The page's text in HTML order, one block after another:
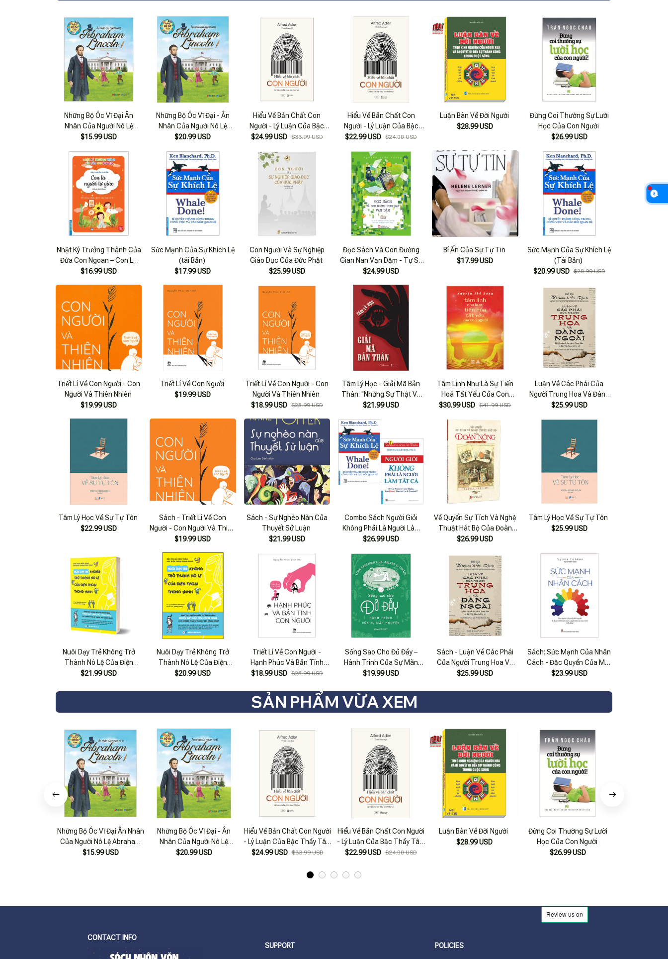
Những Bộ Óc Vĩ Đại Ân
Nhân Của Người Nô Lệ
Abraham Lincoln
$15.99 USD
Những Bộ Óc Vĩ Đại - Ân
Nhân Của Người Nô Lệ
Abraham Lincoln
$20.99 USD
Hiểu Về Bản Chất Con
Người - Lý Luận Của Bậc
Thầy Tâm Thần Học
$24.99 USD $33.99 USD
Hiểu Về Bản Chất Con
Người - Lý Luận Của Bậc
Thầy Tâm Thần Học
$22.99 USD $24.00 USD
Luận Bàn Về Đời Người
$28.99 USD
Đừng Coi Thường Sự Lười
Học Của Con Người
$26.99 USD
Nhật Ký Trưởng Thành Của
Đứa Con Ngoan – Con Là
Người Tự Giác
$16.99 USD
Sức Mạnh Của Sự Khích Lệ
(tái Bản)
$17.99 USD
Con Người Và Sự Nghiệp
Giáo Dục Của Đức Phật
$25.99 USD
Đọc Sách Và Con Đường
Gian Nan Vạn Dặm - Tự Sự
Về Giáo Dục Và Văn Hóa
Sách Rong”
$24.99 USD
Bí Ẩn Của Sự Tự Tin
$17.99 USD
Sức Mạnh Của Sự Khích Lệ
(Tái Bản)
$20.99 USD $28.99 USD
Triết Lí Về Con Người - Con
Người Và Thiên Nhiên
$19.99 USD
Triết Lí Về Con Người
$19.99 USD
Triết Lí Về Con Người - Con
Người Và Thiên Nhiên
$18.99 USD $25.99 USD
Tâm Lý Học - Giải Mã Bản
Thân: ''Những Sự Thật Về
Tâm Lý Và Bản Chất Của
$21.99 USD
Tâm Linh Như Là Sự Tiến
Hoá Tất Yếu Của Con
Người
$30.99 USD $41.99 USD
Luận Về Các Phái Của
Người Trung Hoa Và Đàng
Ngoài (Tái Bản 2018)
$25.99 USD
Tâm Lý Học Về Sự Tự Tôn
$22.99 USD
Sách - Triết Lí Về Con
Người - Con Người Và Thiên
Nhiên
$19.99 USD
Sách - Sự Nghèo Nàn Của
Thuyết Sử Luận
$21.99 USD
Combo Sách Người Giỏi
Không Phải Là Người Làm
Tất Cả + Sức Mạnh Của Sự
$26.99 USD
Về Quyển Sự Tích Và Nghệ
Thuật Hát Bộ Của Đoàn
Nồng (Khảo - Chú - Luận)
$26.99 USD
Tâm Lý Học Về Sự Tự Tôn
$25.99 USD
Nuôi Dạy Trẻ Không Trở
Thành Nô Lệ Của Điện
Thoại Thông Minh
$21.99 USD
Nuôi Dạy Trẻ Không Trở
Thành Nô Lệ Của Điện
Thoại Thông Minh
$20.99 USD
Triết Lí Về Con Người -
Hạnh Phúc Và Bản Tính
Con Người
$18.99 USD $25.99 USD
Sống Sao Cho Đủ Đầy –
Hành Trình Của Sự Mãn
Nguyện
$19.99 USD
Sách - Luận Về Các Phái
Của Người Trung Hoa Và
Đàng Ngoài (Tái Bản 2018)
$25.99 USD
Sách: Sức Mạnh Của Nhân
Cách - Đặc Quyền Của Một
Đời Người Là Được Trở
Của Mình - Tskn
$23.99 USD
SẢN PHẨM VỪA XEM
Những Bộ Óc Vĩ Đại Ân Nhân
Của Người Nô Lệ Abraham
Lincoln
$15.99 USD
Những Bộ Óc Vĩ Đại - Ân
Nhân Của Người Nô Lệ
Abraham Lincoln
$20.99 USD
Hiểu Về Bản Chất Con Người
- Lý Luận Của Bậc Thầy Tâm
Thần Học
$24.99 USD $33.99 USD
Hiểu Về Bản Chất Con Người
- Lý Luận Của Bậc Thầy Tâm
Thần Học
$22.99 USD $24.00 USD
Luận Bàn Về Đời Người
$28.99 USD
Đừng Coi Thường Sự Lười
Học Của Con Người
$26.99 USD
CONTACT INFO
SUPPORT
POLICIES